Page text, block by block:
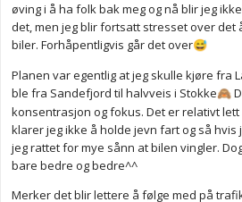
øving i å ha folk bak meg og nå blir jeg
det, men jeg blir fortsatt stresset over det
biler. Forhåpentligvis går det over😅
Planen var egentlig at jeg skulle kjøre fra
ble fra Sandefjord til halvveis i Stokke🙈
konsentrasjon og fokus. Det er relativt
klarer jeg ikke å holde jevn fart og så hvis
jeg rattet for mye sånn at bilen vingler.
bare bedre og bedre^^
Merker det blir lettere å følge med på